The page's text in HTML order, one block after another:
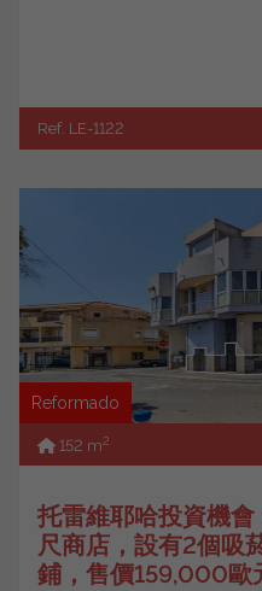
Ref. LE-1122
Reformado
152 m2
托雷維耶哈投資機
尺商店，設有2個吸
鋪，售價159,000歐